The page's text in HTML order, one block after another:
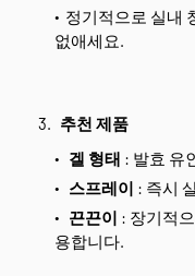
정기적으로 실내
없애세요.
추천 제품
겔 형태 : 발효 유
스프레이 : 즉시
끈끈이 : 장기적
용합니다.